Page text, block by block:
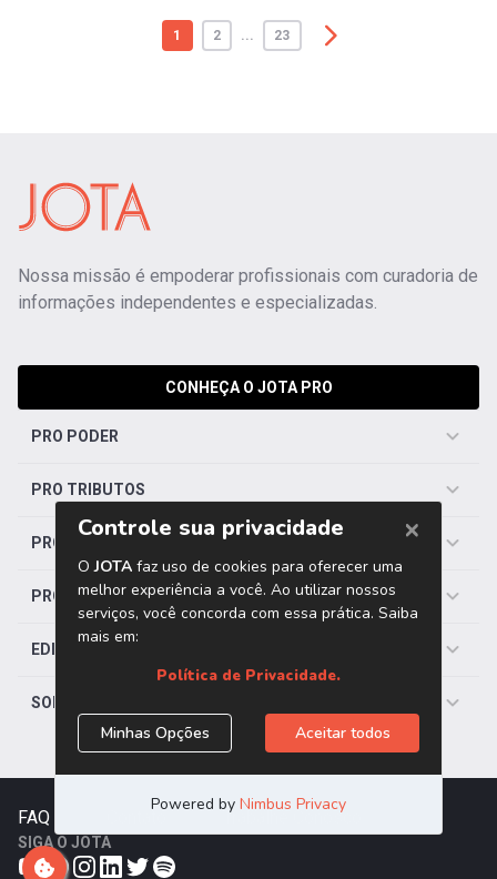
1 2 ... 23
Nossa missão é empoderar profissionais com curadoria de
informações independentes e especializadas.
CONHEÇA O JOTA PRO
PRO PODER
PRO TRIBUTOS
PRO TRABALHISTA
PRO SAÚDE
EDITORIAS
SOBRE O JOTA
FAQ Trabalhe Conosco
SIGA O JOTA